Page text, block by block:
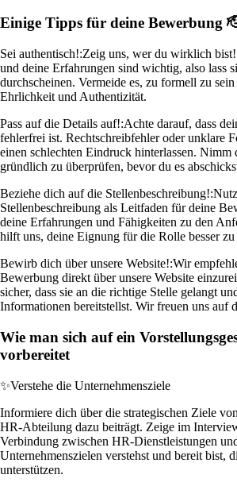
Einige Tipps für deine Bewerbung
Sei authentisch!:Zeig uns, wer du wirklich
und deine Erfahrungen sind wichtig, also lass
durchscheinen. Vermeide es, zu formell zu
Ehrlichkeit und Authentizität.
Pass auf die Details auf!:Achte darauf, dass
fehlerfrei ist. Rechtschreibfehler oder unklare
einen schlechten Eindruck hinterlassen. Nimm
gründlich zu überprüfen, bevor du es
Beziehe dich auf die Stellenbeschreibung!:
Stellenbeschreibung als Leitfaden für deine
deine Erfahrungen und Fähigkeiten zu den
hilft uns, deine Eignung für die Rolle besser zu
Bewirb dich über unsere Website!:Wir
Bewerbung direkt über unsere Website
sicher, dass sie an die richtige Stelle gelangt
Informationen bereitstellst. Wir freuen uns auf
Wie man sich auf ein
vorbereitet
✨Verstehe die Unternehmensziele
Informiere dich über die strategischen Ziele
HR-Abteilung dazu beiträgt. Zeige im
Verbindung zwischen HR-Dienstleistungen
Unternehmenszielen verstehst und bereit bist,
unterstützen.